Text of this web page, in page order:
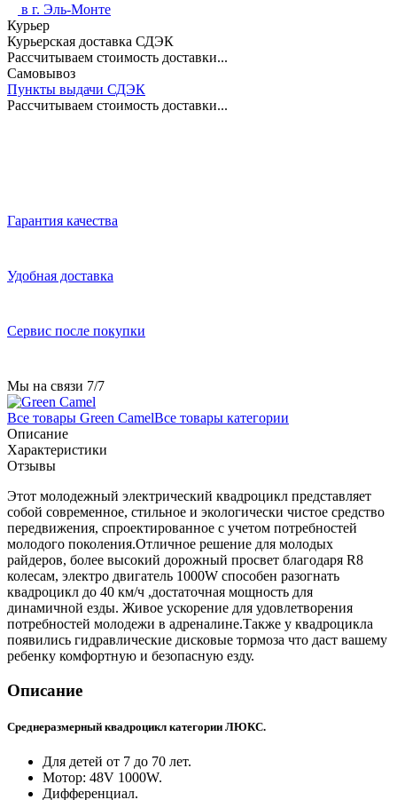
в г. Эль-Монте
Курьер
Курьерская доставка СДЭК
Рассчитываем стоимость доставки...
Самовывоз
Пункты выдачи СДЭК
Рассчитываем стоимость доставки...
Гарантия качества
Удобная доставка
Сервис после покупки
Мы на связи 7/7
Все товары Green CamelВсе товары категории
Описание
Характеристики
Отзывы
Этот молодежный электрический квадроцикл представляет
собой современное, стильное и экологически чистое средство
передвижения, спроектированное с учетом потребностей
молодого поколения.Отличное решение для молодых
райдеров, более высокий дорожный просвет благодаря R8
колесам, электро двигатель 1000W способен разогнать
квадроцикл до 40 км/ч ,достаточная мощность для
динамичной езды. Живое ускорение для удовлетворения
потребностей молодежи в адреналине.Также у квадроцикла
появились гидравлические дисковые тормоза что даст вашему
ребенку комфортную и безопасную езду.
Описание
Среднеразмерный квадроцикл категории ЛЮКС.
Для детей от 7 до 70 лет.
Мотор: 48V 1000W.
Дифференциал.